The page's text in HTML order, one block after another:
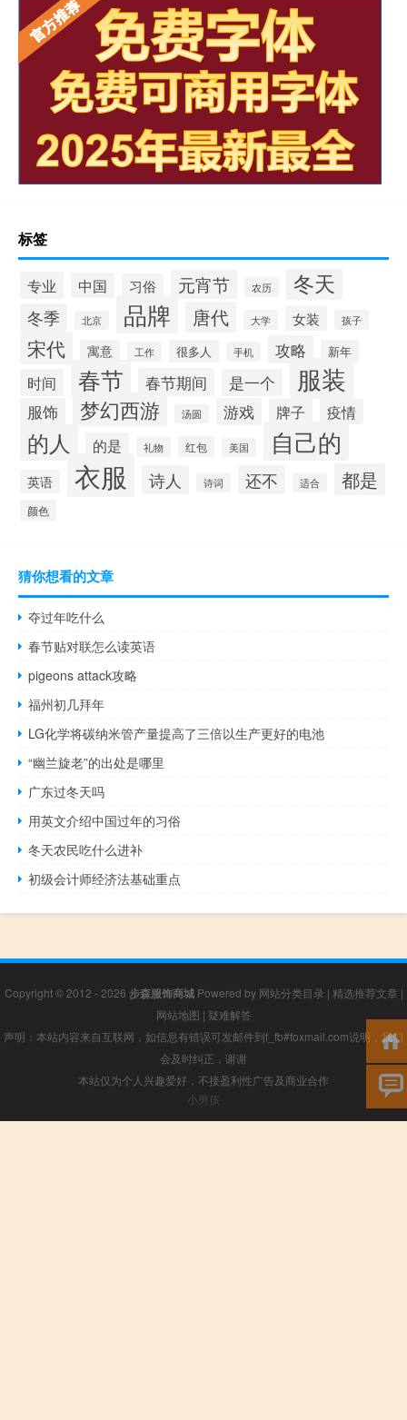
标签
专业 中国 习俗 元宵节 农历 冬天
冬季 北京 品牌 唐代 大学 女装 孩子
宋代 寓意 工作 很多人 手机 攻略 新年
时间 春节 春节期间 是一个 服装
服饰 梦幻西游 汤圆 游戏 牌子 疫情
的人 的是 礼物 红包 美国 自己的
英语 衣服 诗人 诗词 还不 适合 都是
颜色
猜你想看的文章
夺过年吃什么
春节贴对联怎么读英语
pigeons attack攻略
福州初几拜年
LG化学将碳纳米管产量提高了三倍以生产更好的电池
“幽兰旋老”的出处是哪里
广东过冬天吗
用英文介绍中国过年的习俗
冬天农民吃什么进补
初级会计师经济法基础重点
Copyright © 2012 - 2026 步森服饰商城Powered by 网站分类目录 | 精选推荐文章 |
网站地图 | 疑难解答
声明：本站内容来自互联网，如信息有错误可发邮件到f_fb#foxmail.com说明，我们
会及时纠正，谢谢
本站仅为个人兴趣爱好，不接盈利性广告及商业合作
小男孩